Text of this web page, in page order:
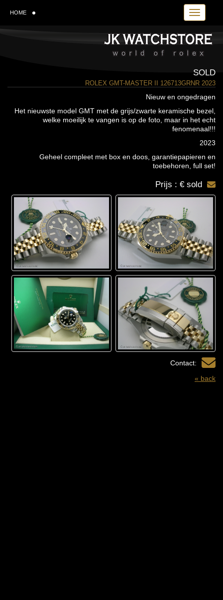
Toggle
HOME
SOLD
ROLEX GMT-MASTER II 126713GRNR 2023
Nieuw en ongedragen
Het nieuwste model GMT met de grijs/zwarte keramische bezel,
welke moeilijk te vangen is op de foto, maar in het echt
fenomenaal!!!
2023
Geheel compleet met box en doos, garantiepapieren en
toebehoren, full set!
Prijs : € sold
Contact:
« back